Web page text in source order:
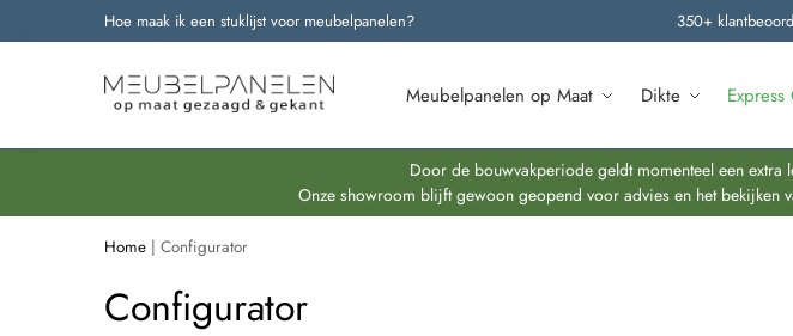
Hoe maak ik een stuklijst voor meubelpanelen? 350+
Meubelpanelen op Maat Dikte
Onze nieuwste producten
Door de bouwvakperiode geldt momenteel een
Onze showroom blijft gewoon geopend voor advies en het bekijken
Home | Configurator
Configurator